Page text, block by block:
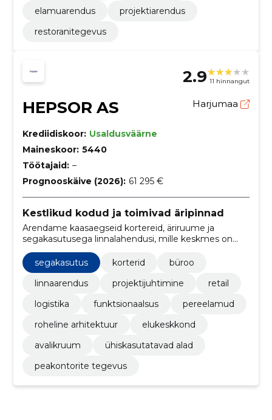
elamuarendus
projektiarendus
restoranitegevus
2.9 11 hinnangut
HEPSOR AS Harjumaa
Krediidiskoor: Usaldusväärne
Maineskoor: 5440
Töötajaid: –
Prognooskäive (2026): 61 295 €
Kestlikud kodud ja toimivad äripinnad
Arendame kaasaegseid kortereid, äriruume ja
segakasutusega linnalahendusi, mille keskmes on
läbimõeldud avalik ruum. Pakume kogu
arendusprotsessi juhtimist alates planeerimisest kuni
üleandmiseni.
segakasutus korterid
büroo
linnaarendus
projektijuhtimine
retail
logistika
funktsionaalsus
pereelamud
roheline arhitektuur
elukeskkond
avalikruum
ühiskasutatavad alad
peakontorite tegevus